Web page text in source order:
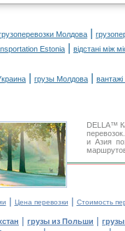
Молдова
Estonia відстані між
грузы Молдова вантажі
DELLA™
и Азия
| Цена перевозки | Стоимость
| грузы из Польши |